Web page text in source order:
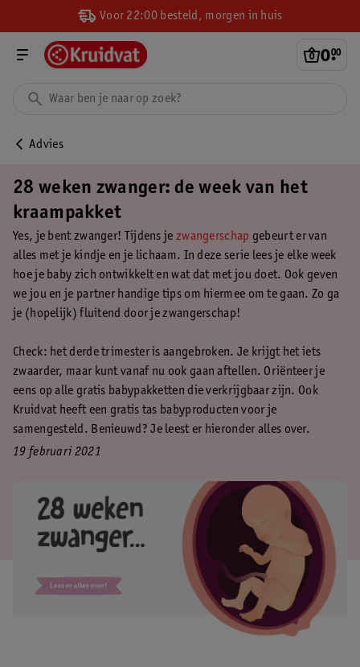
Voor 22:00 besteld, morgen in huis
0.
00
Advies
28 weken zwanger: de week van het
kraampakket
Yes, je bent zwanger! Tijdens je zwangerschap gebeurt er van
alles met je kindje en je lichaam. In deze serie lees je elke week
hoe je baby zich ontwikkelt en wat dat met jou doet. Ook geven
we jou en je partner handige tips om hiermee om te gaan. Zo ga
je (hopelijk) fluitend door je zwangerschap!
Check: het derde trimester is aangebroken. Je krijgt het iets
zwaarder, maar kunt vanaf nu ook gaan aftellen. Oriënteer je
eens op alle gratis babypakketten die verkrijgbaar zijn. Ook
Kruidvat heeft een gratis tas babyproducten voor je
samengesteld. Benieuwd? Je leest er hieronder alles over.
19 februari 2021